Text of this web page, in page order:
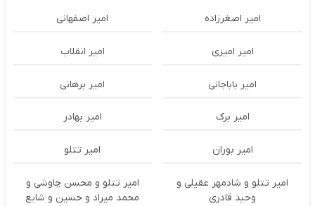
امیر اصغرزاده امیر اصفهانی
امیر امیری امیر انقلاب
امیر باباجانی امیر برهانی
امیر برک امیر بهادر
امیر بوران امیر تتلو
امیر تتلو و شادمهر عقیلی و
وحید قادری
امیر تتلو و محسن چاوشی و
محمد میراد و حسین و شایع